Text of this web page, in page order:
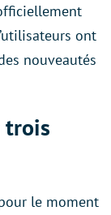
ont
nouveautés
trois
le moment